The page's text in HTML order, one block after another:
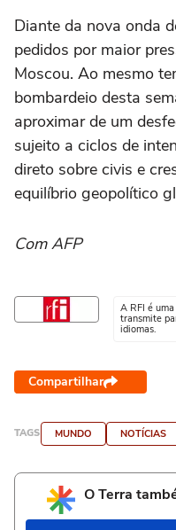
Diante da nova onda
pedidos por maior
Moscou. Ao mesmo
bombardeio desta
aproximar de um
sujeito a ciclos de
direto sobre civis e
equilíbrio geopolítico
Com AFP
A RFI é
transmite
idiomas.
Compartilhar
TAGS MUNDO NOTÍCIAS
O Terra